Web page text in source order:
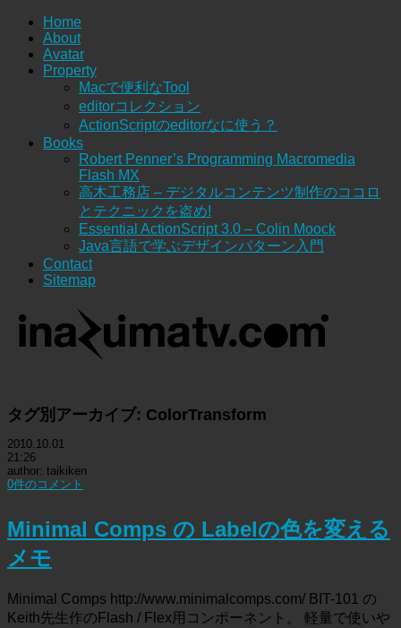
Home
About
Avatar
Property
Macで便利なTool
editorコレクション
ActionScriptのeditorなに使う？
Books
Robert Penner’s Programming Macromedia
Flash MX
高木工務店 – デジタルコンテンツ制作のココロ
とテクニックを盗め!
Essential ActionScript 3.0 – Colin Moock
Java言語で学ぶデザインパターン入門
Contact
Sitemap
タグ別アーカイブ: ColorTransform
2010.10.01
21:26
author: taikiken
0件のコメント
Minimal Comps の Labelの色を変える
メモ
Minimal Comps http://www.minimalcomps.com/ BIT-101 の
Keith先生作のFlash / Flex用コンポーネント。 軽量で使いや